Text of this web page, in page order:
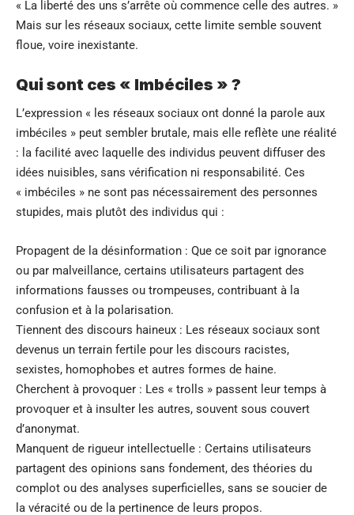
« La liberté des uns s’arrête où commence celle des autres. »
Mais sur les réseaux sociaux, cette limite semble souvent
floue, voire inexistante.
Qui sont ces « Imbéciles » ?
L’expression « les réseaux sociaux ont donné la parole aux
imbéciles » peut sembler brutale, mais elle reflète une réalité
: la facilité avec laquelle des individus peuvent diffuser des
idées nuisibles, sans vérification ni responsabilité. Ces
« imbéciles » ne sont pas nécessairement des personnes
stupides, mais plutôt des individus qui :
Propagent de la désinformation : Que ce soit par ignorance
ou par malveillance, certains utilisateurs partagent des
informations fausses ou trompeuses, contribuant à la
confusion et à la polarisation.
Tiennent des discours haineux : Les réseaux sociaux sont
devenus un terrain fertile pour les discours racistes,
sexistes, homophobes et autres formes de haine.
Cherchent à provoquer : Les « trolls » passent leur temps à
provoquer et à insulter les autres, souvent sous couvert
d’anonymat.
Manquent de rigueur intellectuelle : Certains utilisateurs
partagent des opinions sans fondement, des théories du
complot ou des analyses superficielles, sans se soucier de
la véracité ou de la pertinence de leurs propos.